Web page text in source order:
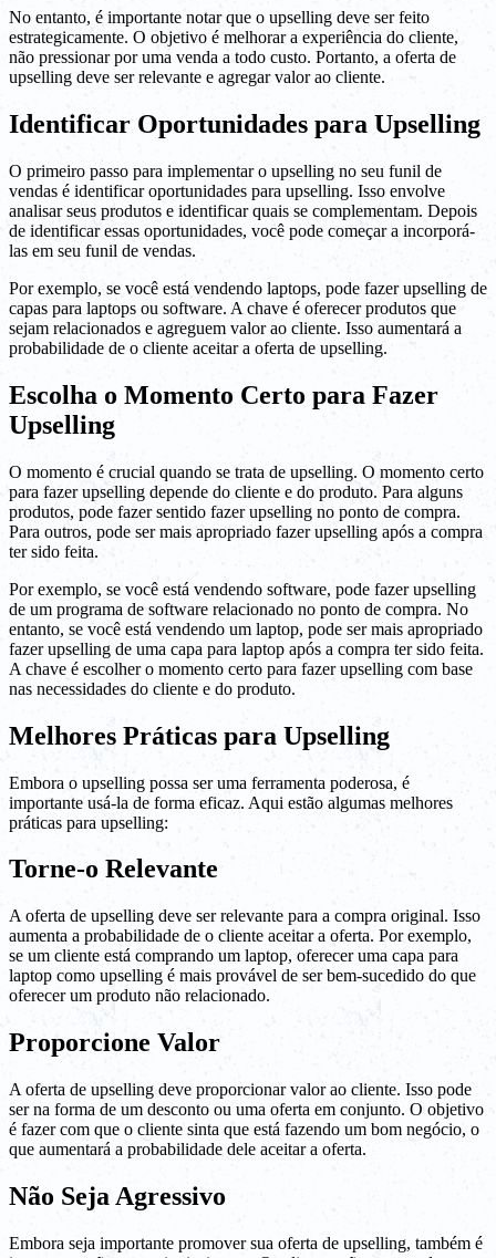
No entanto, é importante notar que o upselling deve ser feito
estrategicamente. O objetivo é melhorar a experiência do cliente,
não pressionar por uma venda a todo custo. Portanto, a oferta de
upselling deve ser relevante e agregar valor ao cliente.
Identificar Oportunidades para Upselling
O primeiro passo para implementar o upselling no seu funil de
vendas é identificar oportunidades para upselling. Isso envolve
analisar seus produtos e identificar quais se complementam. Depois
de identificar essas oportunidades, você pode começar a incorporá-
las em seu funil de vendas.
Por exemplo, se você está vendendo laptops, pode fazer upselling de
capas para laptops ou software. A chave é oferecer produtos que
sejam relacionados e agreguem valor ao cliente. Isso aumentará a
probabilidade de o cliente aceitar a oferta de upselling.
Escolha o Momento Certo para Fazer
Upselling
O momento é crucial quando se trata de upselling. O momento certo
para fazer upselling depende do cliente e do produto. Para alguns
produtos, pode fazer sentido fazer upselling no ponto de compra.
Para outros, pode ser mais apropriado fazer upselling após a compra
ter sido feita.
Por exemplo, se você está vendendo software, pode fazer upselling
de um programa de software relacionado no ponto de compra. No
entanto, se você está vendendo um laptop, pode ser mais apropriado
fazer upselling de uma capa para laptop após a compra ter sido feita.
A chave é escolher o momento certo para fazer upselling com base
nas necessidades do cliente e do produto.
Melhores Práticas para Upselling
Embora o upselling possa ser uma ferramenta poderosa, é
importante usá-la de forma eficaz. Aqui estão algumas melhores
práticas para upselling:
Torne-o Relevante
A oferta de upselling deve ser relevante para a compra original. Isso
aumenta a probabilidade de o cliente aceitar a oferta. Por exemplo,
se um cliente está comprando um laptop, oferecer uma capa para
laptop como upselling é mais provável de ser bem-sucedido do que
oferecer um produto não relacionado.
Proporcione Valor
A oferta de upselling deve proporcionar valor ao cliente. Isso pode
ser na forma de um desconto ou uma oferta em conjunto. O objetivo
é fazer com que o cliente sinta que está fazendo um bom negócio, o
que aumentará a probabilidade dele aceitar a oferta.
Não Seja Agressivo
Embora seja importante promover sua oferta de upselling, também é